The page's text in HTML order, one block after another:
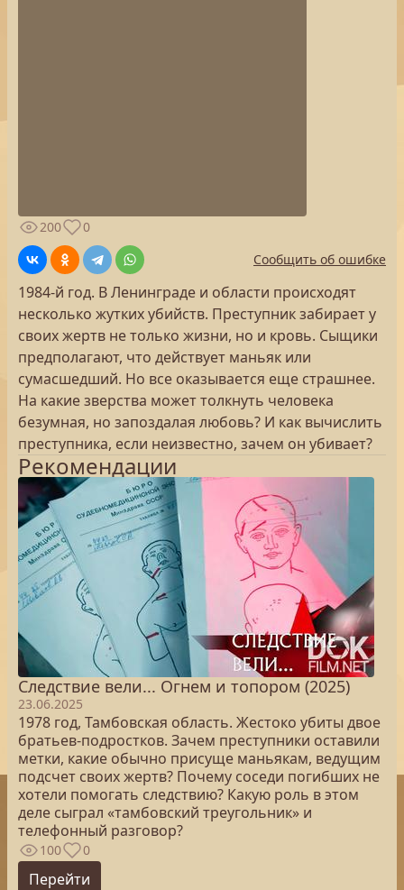
200
0
Сообщить об ошибке
1984-й год. В Ленинграде и области происходят
несколько жутких убийств. Преступник забирает у
своих жертв не только жизни, но и кровь. Сыщики
предполагают, что действует маньяк или
сумасшедший. Но все оказывается еще страшнее.
На какие зверства может толкнуть человека
безумная, но запоздалая любовь? И как вычислить
преступника, если неизвестно, зачем он убивает?
Рекомендации
Следствие вели... Огнем и топором (2025)
23.06.2025
1978 год, Тамбовская область. Жестоко убиты двое
братьев-подростков. Зачем преступники оставили
метки, какие обычно присуще маньякам, ведущим
подсчет своих жертв? Почему соседи погибших не
хотели помогать следствию? Какую роль в этом
деле сыграл «тамбовский треугольник» и
телефонный разговор?
100 0
Перейти